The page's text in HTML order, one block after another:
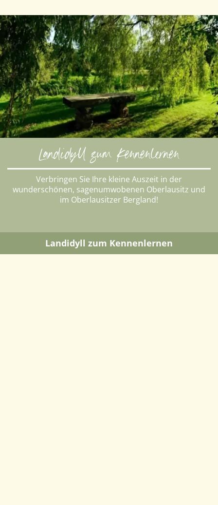
Landidyll zum Kennenlernen
Verbringen Sie Ihre kleine Auszeit in der
wunderschönen, sagenumwobenen Oberlausitz und
im Oberlausitzer Bergland!
Landidyll zum Kennenlernen